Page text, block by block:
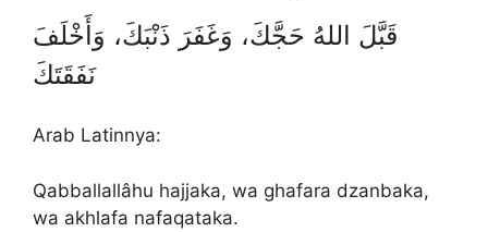
قَبَّلَ اللهُ حَجَّكَ، وَغَفَرَ ذَنْبَكَ، وَأَخْلَفَ
نَفَقَتَكَ
Arab Latinnya:
Qabballallâhu hajjaka, wa ghafara dzanbaka,
wa akhlafa nafaqataka.